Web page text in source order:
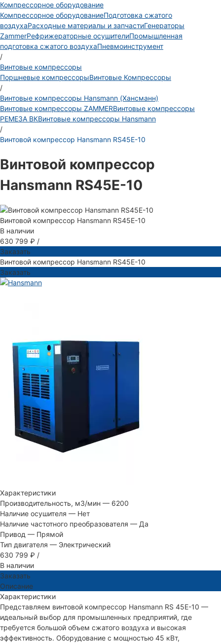
Компрессорное оборудование
Компрессорное оборудованиеПодготовка сжатого
воздухаРасходные материалы и запчастиГенераторы
ZammerРефрижераторные осушителиПромышленная
подготовка сжатого воздухаПневмоинструмент
/
Винтовые компрессоры
Поршневые компрессорыВинтовые Компрессоры
/
Винтовые компрессоры Hansmann (Хансманн)
Винтовые компрессоры ZAMMERВинтовые компрессоры
РЕМЕЗА ВКВинтовые компрессоры Hansmann
/
Винтовой компрессор Hansmann RS45Е-10
Винтовой компрессор
Hansmann RS45Е-10
Винтовой компрессор Hansmann RS45Е-10
В наличии
630 799 ₽ /
Заказать
Винтовой компрессор Hansmann RS45Е-10
Заказать
Характеристики
Производительность, м3/мин — 6200
Наличие осушителя — Нет
Наличие частотного преобразователя — Да
Привод — Прямой
Тип двигателя — Электрический
630 799 ₽ /
В наличии
Заказать
Описание
Характеристики
Представляем винтовой компрессор Hansmann RS 45E-10 —
идеальный выбор для промышленных предприятий, где
требуется большой объем сжатого воздуха и высокая
эффективность. Оборудование с мощностью 45 кВт,